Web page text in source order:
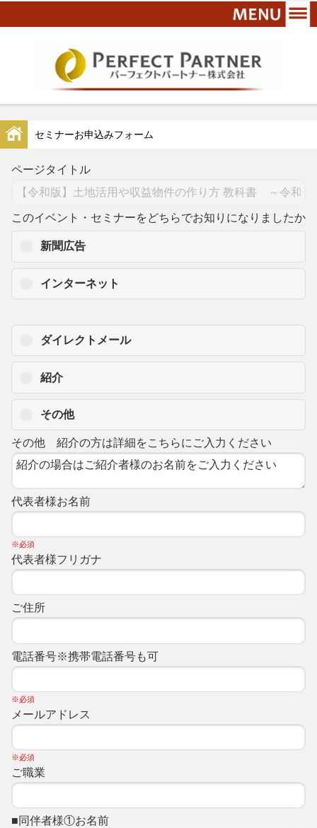
セミナーお申込みフォーム
ページタイトル
このイベント・セミナーをどちらでお知りになりましたか
新聞広告
インターネット
ダイレクトメール
紹介
その他
その他 紹介の方は詳細をこちらにご入力ください
代表者様お名前
※必須
代表者様フリガナ
ご住所
電話番号※携帯電話番号も可
※必須
メールアドレス
※必須
ご職業
■同伴者様①お名前